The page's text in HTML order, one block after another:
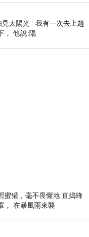
見太陽光 我有一次去上趙
， 他說:陽
蜜獾，毫不畏懼地 直搗蜂
， 在暴風雨來襲